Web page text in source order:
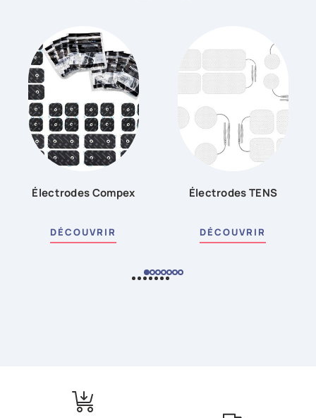
Électrodes Compex
DÉCOUVRIR
Électrodes TENS
DÉCOUVRIR